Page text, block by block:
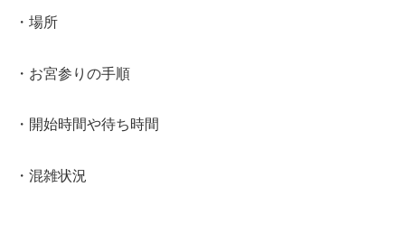
・場所
・お宮参りの手順
・開始時間や待ち時間
・混雑状況